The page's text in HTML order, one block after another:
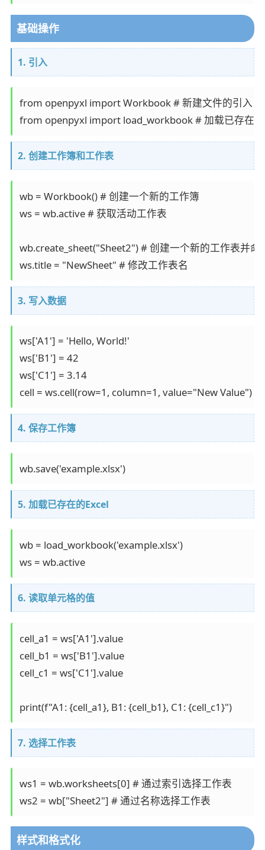
基础操作
1. 引入
from openpyxl import Workbook # 新建文件的引入
2. 创建工作簿和工作表
wb = Workbook() # 创建一个新的工作簿
ws = wb.active # 获取活动工作表
wb.create_sheet("Sheet2") # 创建一个新的工作表并命
3. 写入数据
ws['A1'] = 'Hello, World!'
ws['B1'] = 42
ws['C1'] = 3.14
cell = ws.cell(row=1, column=1, value="New Value")
4. 保存工作簿
wb.save('example.xlsx')
5. 加载已存在的Excel
wb = load_workbook('example.xlsx')
ws = wb.active
6. 读取单元格的值
cell_a1 = ws['A1'].value
cell_b1 = ws['B1'].value
cell_c1 = ws['C1'].value
print(f"A1: {cell_a1}, B1: {cell_b1}, C1: {cell_c1}")
7. 选择工作表
ws1 = wb.worksheets[0] # 通过索引选择工作表
样式和格式化